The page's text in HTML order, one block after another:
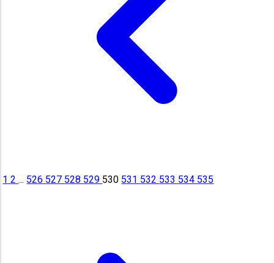
12... 526 527 528 529 530 531 532 533 534 535